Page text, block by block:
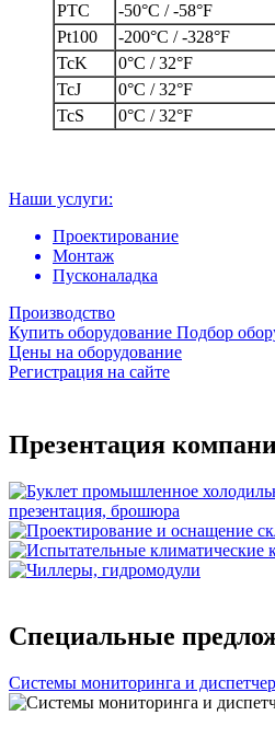
PTC
-50°C / -58°F
Pt100
-200°C / -328°F
TcK
0°C / 32°F
TcJ
0°C / 32°F
TcS
0°C / 32°F
Наши услуги:
Проектирование
Монтаж
Пусконаладка
Производство
Купить оборудование Подбор
Цены на оборудование
Регистрация на сайте
Презентация
Специальные
Системы мониторинга и